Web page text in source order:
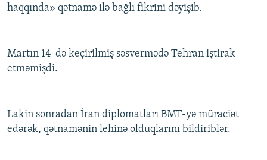
XƏBƏR BÜLLETENLƏRIMIZ
haqqında» qətnamə ilə bağlı fikrini dəyişib.
Martın 14-də keçirilmiş səsvermədə Tehran iştirak
etməmişdi.
Lakin sonradan İran diplomatları BMT-yə müraciət
edərək, qətnamənin lehinə olduqlarını bildiriblər.